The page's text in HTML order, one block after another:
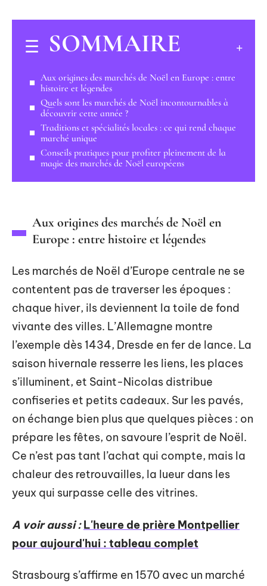
SOMMAIRE
Aux origines des marchés de Noël en Europe : entre
histoire et légendes
Quels sont les marchés de Noël incontournables à
découvrir cette année ?
Traditions et spécialités locales : ce qui rend chaque
marché unique
Conseils pratiques pour profiter pleinement de la
magie des marchés de Noël européens
Aux origines des marchés de Noël en
Europe : entre histoire et légendes
Les marchés de Noël d’Europe centrale ne se
contentent pas de traverser les époques :
chaque hiver, ils deviennent la toile de fond
vivante des villes. L’Allemagne montre
l’exemple dès 1434, Dresde en fer de lance. La
saison hivernale resserre les liens, les places
s’illuminent, et Saint-Nicolas distribue
confiseries et petits cadeaux. Sur les pavés,
on échange bien plus que quelques pièces : on
prépare les fêtes, on savoure l’esprit de Noël.
Ce n’est pas tant l’achat qui compte, mais la
chaleur des retrouvailles, la lueur dans les
yeux qui surpasse celle des vitrines.
A voir aussi : L'heure de prière Montpellier
pour aujourd'hui : tableau complet
Strasbourg s’affirme en 1570 avec un marché